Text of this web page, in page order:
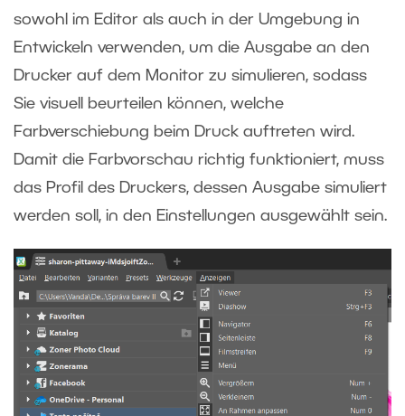
sowohl im Editor als auch in der Umgebung in
Entwickeln verwenden, um die Ausgabe an den
Drucker auf dem Monitor zu simulieren, sodass
Sie visuell beurteilen können, welche
Farbverschiebung beim Druck auftreten wird.
Damit die Farbvorschau richtig funktioniert, muss
das Profil des Druckers, dessen Ausgabe simuliert
werden soll, in den Einstellungen ausgewählt sein.